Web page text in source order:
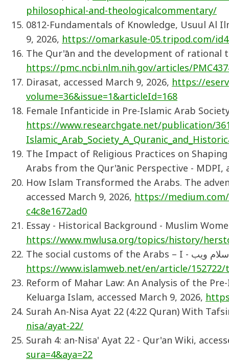
philosophical-and-theologicalcommentary/
0812-Fundamentals of Knowledge, Usuul Al
9, 2026, https://omarkasule-05.tripod.com/
The Qur'ān and the development of rational
https://pmc.ncbi.nlm.nih.gov/articles/
Dirasat, accessed March 9, 2026, https://
volume=36&issue=1&articleId=168
Female Infanticide in Pre-Islamic Arab
https://www.researchgate.net/publication/
The Impact of Religious Practices on
Arabs from the Qur'ānic Perspective - MDPI,
How Islam Transformed the Arabs. The
accessed March 9, 2026, https://
c4c8e1672ad0
Essay - Historical Background - Muslim
https://www.mwlusa.org/topics/history/
https://www.islamweb.net/en/article/152722/
Reform of Mahar Law: An Analysis of the
Keluarga Islam, accessed March 9, 2026,
Surah An-Nisa Ayat 22 (4:22 Quran) With
nisa/ayat-22/
Surah 4: an-Nisa' Ayat 22 - Qur'an Wiki,
sura=4&aya=22